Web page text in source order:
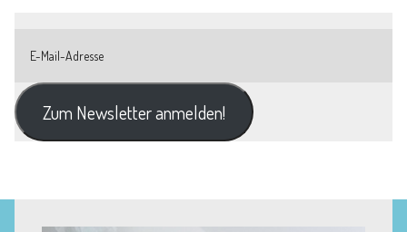
Zum Newsletter anmelden!